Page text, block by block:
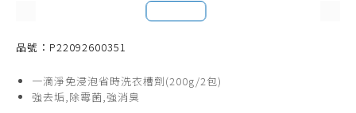
家
用
拖把、週邊配件
清潔工具
品號：P22092600351
一滴淨免浸泡省時洗衣槽劑(200g/2包)
強去垢,除霉菌,強消臭